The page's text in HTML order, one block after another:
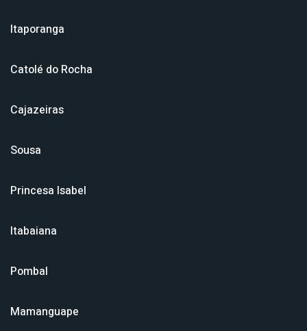
Itaporanga
Catolé do Rocha
Cajazeiras
Sousa
Princesa Isabel
Itabaiana
Pombal
Mamanguape